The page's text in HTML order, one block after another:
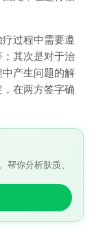
过程中需要遵
其次是对于治
产生问题的解
在两方签字确
帮你分析肤质、